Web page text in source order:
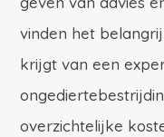
vinden het
krijgt van een
overzichtelijke